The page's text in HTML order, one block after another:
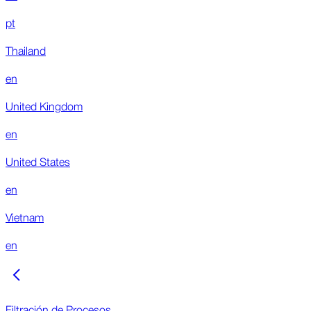
pt
Thailand
en
United Kingdom
en
United States
en
Vietnam
en